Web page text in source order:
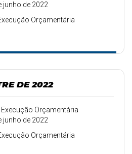
junho de 2022
Orçamentária
DE 2022
Orçamentária
junho de 2022
Orçamentária